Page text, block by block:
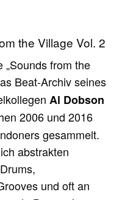
the Village Vol. 2
„Sounds from the
Beat-Archiv seines
Al Dobson
2006 und 2016
gesammelt.
abstrakten
und oft an